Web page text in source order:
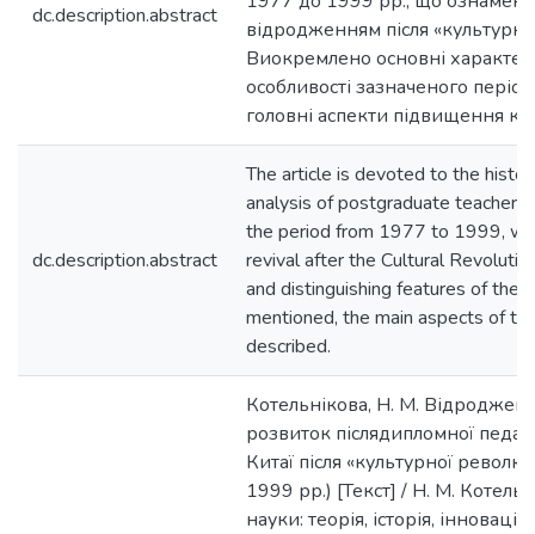
dc.description.abstract
відродженням після
Виокремлено основні
особливості зазначеного
головні аспекти підвищення
dc.description.abstract
The article is devoted to the
analysis of postgraduate teacher
the period from 1977 to 1999,
revival after the Cultural
and distinguishing features of the
mentioned, the main aspects of
described.
Котельнікова, Н. М.
розвиток післядипломної
Китаї після «культурної
1999 рр.) [Текст] / Н. М.
науки: теорія, історія,